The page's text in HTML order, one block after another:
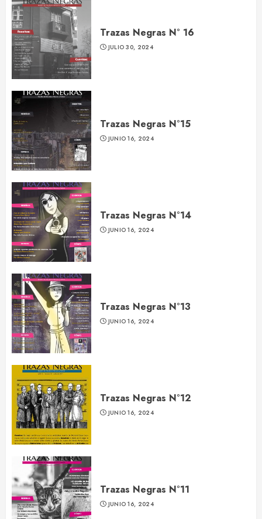
Trazas Negras N° 16
JULIO 30, 2024
Trazas Negras N°15
JUNIO 16, 2024
Trazas Negras N°14
JUNIO 16, 2024
Trazas Negras N°13
JUNIO 16, 2024
Trazas Negras N°12
JUNIO 16, 2024
Trazas Negras N°11
JUNIO 16, 2024